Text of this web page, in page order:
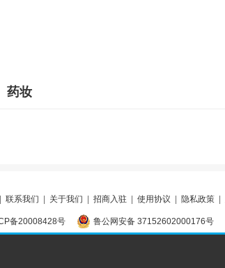
药妆
联系我们 关于我们 招商入驻 使用协议 隐私政策|
地图|违规举报
备20008428号 鲁公网安备 37152602000176号